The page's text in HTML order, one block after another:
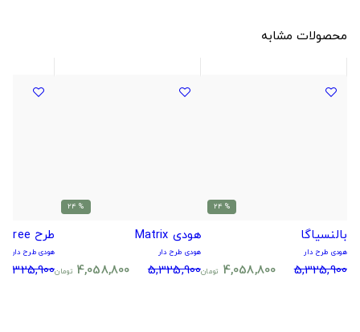
محصولات مشابه
% 24
بالنسیاگا
هودی طرح دار
5,325,900
4,058,800 تومان
% 24
هودی Matrix
هودی طرح دار
5,325,900
4,058,800 تومان
طرح Digital Tree.
هودی طرح دار
5,325,900